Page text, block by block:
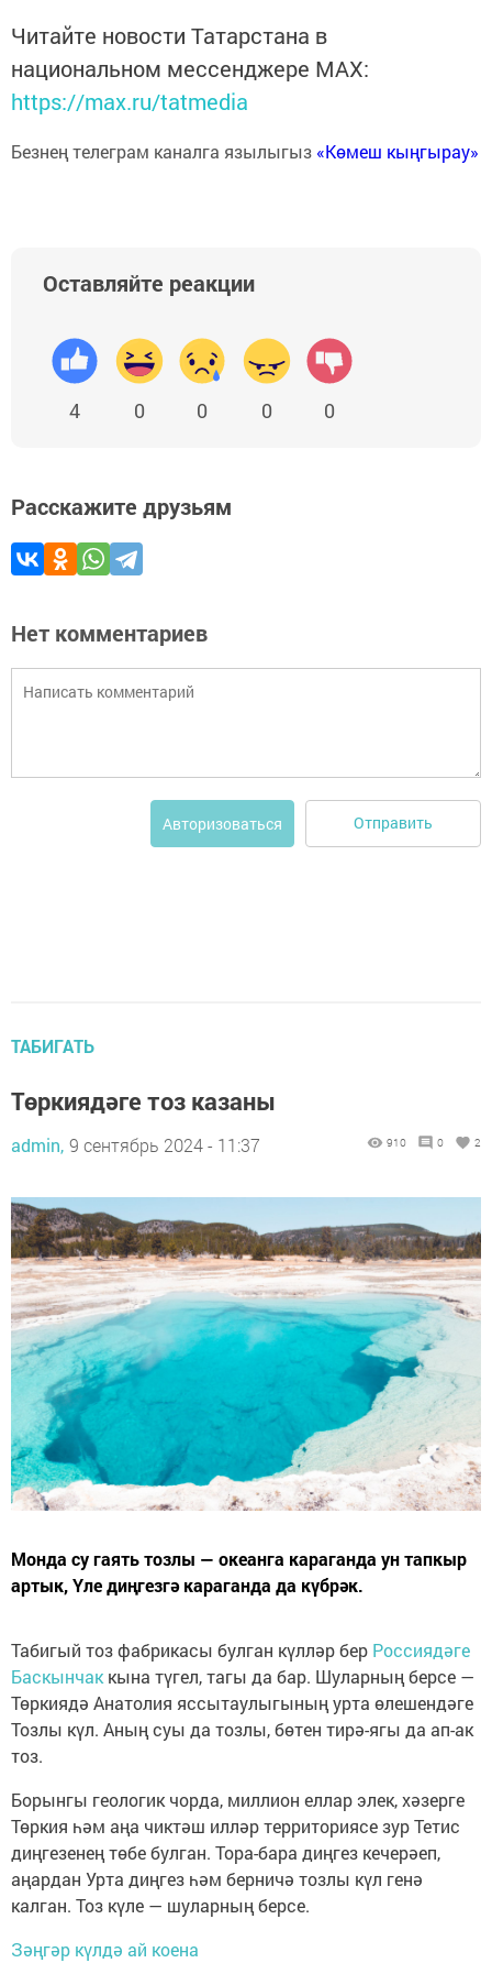
Читайте новости Татарстана в
национальном мессенджере MАХ:
https://max.ru/tatmedia
Безнең телеграм каналга язылыгыз «Көмеш кыңгырау»
Оставляйте реакции
4 0 0 0 0
Расскажите друзьям
Нет комментариев
Авторизоваться Отправить
ТАБИГАТЬ
Төркиядәге тоз казаны
admin, 9 сентябрь 2024 - 11:37 910 0 2
Монда су гаять тозлы — океанга караганда ун тапкыр
артык, Үле диңгезгә караганда да күбрәк.
Табигый тоз фабрикасы булган күлләр бер Россиядәге
Баскынчаккына түгел, тагы да бар. Шуларның берсе —
Төркиядә Анатолия яссытаулыгының урта өлешендәге
Тозлы күл. Аның суы да тозлы, бөтен тирә-ягы да ап-ак
тоз.
Борынгы геологик чорда, миллион еллар элек, хәзерге
Төркия һәм аңа чиктәш илләр территориясе зур Тетис
диңгезенең төбе булган. Тора-бара диңгез кечерәеп,
аңардан Урта диңгез һәм берничә тозлы күл генә
калган. Тоз күле — шуларның берсе.
Зәңгәр күлдә ай коена